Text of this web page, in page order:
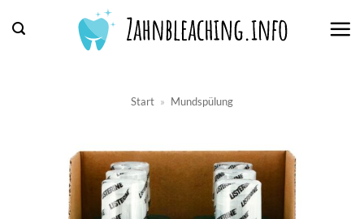
Inhalt
Start » Mundspülung